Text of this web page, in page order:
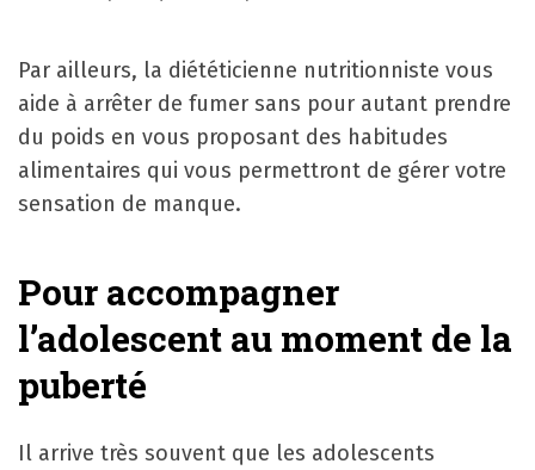
Par ailleurs, la diététicienne nutritionniste vous
aide à arrêter de fumer sans pour autant prendre
du poids en vous proposant des habitudes
alimentaires qui vous permettront de gérer votre
sensation de manque.
Pour accompagner
l’adolescent au moment de la
puberté
Il arrive très souvent que les adolescents